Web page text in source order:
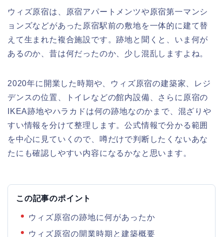
ウィズ原宿は、原宿アパートメンツや原宿第一マンシ
ョンズなどがあった原宿駅前の敷地を一体的に建て替
えて生まれた複合施設です。跡地と聞くと、いま何が
あるのか、昔は何だったのか、少し混乱しますよね。
2020年に開業した時期や、ウィズ原宿の建築家、レジ
デンスの位置、トイレなどの館内設備、さらに原宿の
IKEA跡地やハラカドは何の跡地なのかまで、混ざりや
すい情報を分けて整理します。公式情報で分かる範囲
を中心に見ていくので、噂だけで判断したくないあな
たにも確認しやすい内容になるかなと思います。
この記事のポイント
ウィズ原宿の跡地に何があったか
ウィズ原宿の開業時期と建築概要